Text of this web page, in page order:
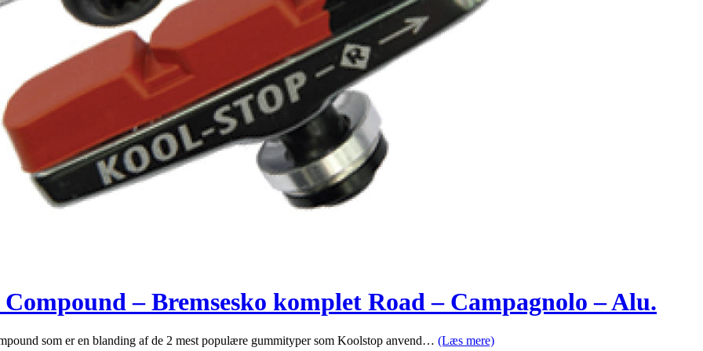
– Bremsesko komplet Road – Campagnolo – Alu.
som er en blanding af de 2 mest populære gummityper som Koolstop anvend… (Læs mere)